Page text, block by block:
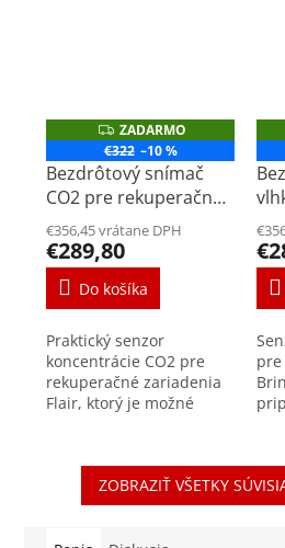
Z
A
D
A
R
M
O
ZADARMO
€322 –10 %
Bezdrôtový snímač
CO2 pre rekuperačné
jednotky Flair
€356,45 vrátane DPH
€289,80
Do košíka
Praktický senzor
koncentrácie CO2 pre
rekuperačné zariadenia
Flair, ktorý je možné
existujúceho vetracieho
systému Brink. Senzor
meria...
pre
ZOBRAZIŤ VŠETKY